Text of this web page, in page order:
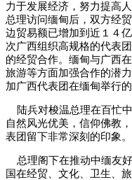
力于发展经济，努力提高
总理访问缅甸后，双方经
边贸易额已增加到近１４
次广西组织高规格的代表
的经贸合作。缅甸与广西
旅游等方面加强合作的潜
加广西代表团在缅甸举行
陆兵对梭温总理在百忙
自然风光优美，信仰佛教
表团留下非常深刻的印象。
总理阁下在推动中缅友
国在经贸、文化、卫生、